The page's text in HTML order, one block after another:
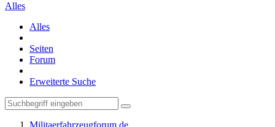
Alles
Alles
Seiten
Forum
Erweiterte Suche
Militaerfahrzeugforum.de